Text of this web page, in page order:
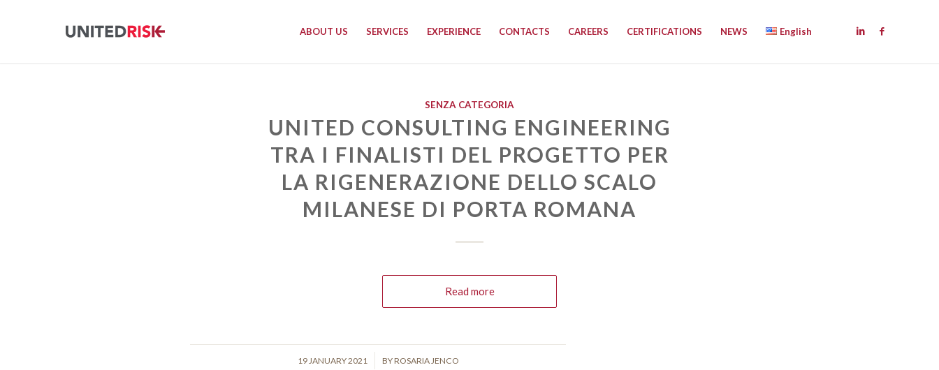
ABOUT US SERVICES EXPERIENCE CONTACTS CAREERS CERTIFICATIONS NEWS English
SENZA CATEGORIA
UNITED CONSULTING ENGINEERING
TRA I FINALISTI DEL PROGETTO PER
LA RIGENERAZIONE DELLO SCALO
MILANESE DI PORTA ROMANA
Read more
19 JANUARY 2021
/ BYROSARIA JENCO